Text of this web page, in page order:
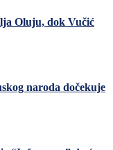
Oluju, dok Vučić
naroda dočekuje